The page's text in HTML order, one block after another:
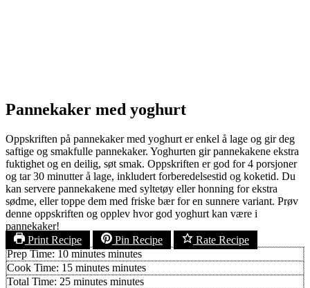
Pannekaker med yoghurt
Oppskriften på pannekaker med yoghurt er enkel å lage og gir deg
saftige og smakfulle pannekaker. Yoghurten gir pannekakene ekstra
fuktighet og en deilig, søt smak. Oppskriften er god for 4 porsjoner
og tar 30 minutter å lage, inkludert forberedelsestid og koketid. Du
kan servere pannekakene med syltetøy eller honning for ekstra
sødme, eller toppe dem med friske bær for en sunnere variant. Prøv
denne oppskriften og opplev hvor god yoghurt kan være i
pannekaker!
Print Recipe
Pin Recipe
Rate Recipe
Prep Time: 10 minutes minutes
Cook Time: 15 minutes minutes
Total Time: 25 minutes minutes